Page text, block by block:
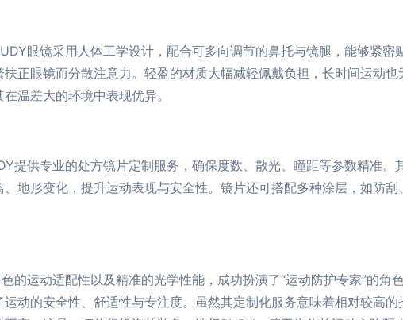
眼镜采用人体工学设计，配合可多向调节的鼻托与镜腿，能够紧密
正眼镜而分散注意力。轻盈的材质大幅减轻佩戴负担，长时间运动
温差大的环境中表现优异。
提供专业的处方镜片定制服务，确保度数、散光、瞳距等参数精准。
地形变化，提升运动表现与安全性。镜片还可搭配多种涂层，如防
的运动适配性以及精准的光学性能，成功扮演了“运动防护专家”的角
动的安全性、舒适性与专注度。虽然其定制化服务意味着相对较高